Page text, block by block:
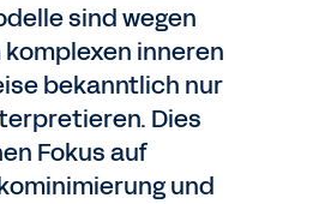
sind wegen
inneren
bekanntlich nur
Dies
Fokus auf
und